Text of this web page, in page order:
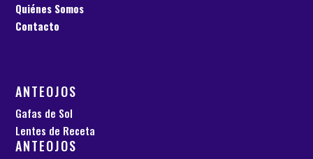
Quiénes Somos
Contacto
ANTEOJOS
Gafas de Sol
Lentes de Receta
ANTEOJOS